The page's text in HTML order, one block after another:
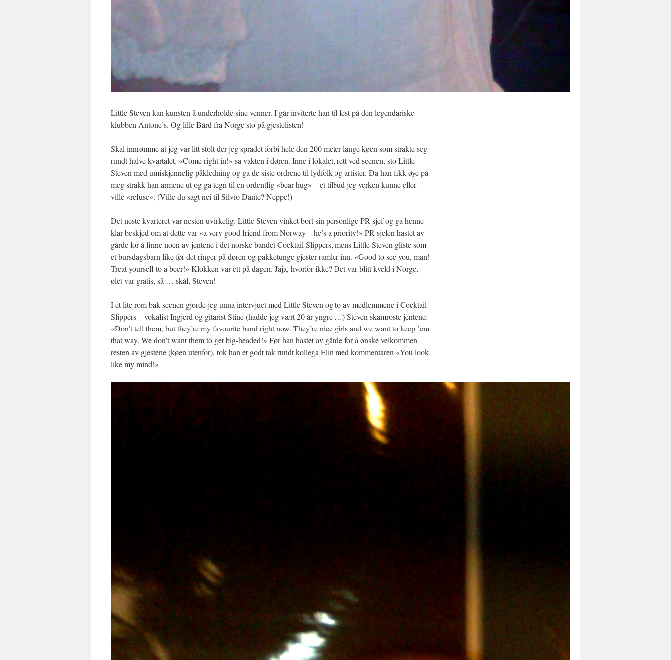
Little Steven kan kunsten å underholde sine venner. I går inviterte han til fest på den legendariske
klubben Antone’s. Og lille Bård fra Norge sto på gjestelisten!
Skal innrømme at jeg var litt stolt der jeg spradet forbi hele den 200 meter lange køen som strakte seg
rundt halve kvartalet. «Come right in!» sa vakten i døren. Inne i lokalet, rett ved scenen, sto Little
Steven med umiskjennelig påkledning og ga de siste ordrene til lydfolk og artister. Da han fikk øye på
meg strakk han armene ut og ga tegn til en ordentlig «bear hug» – et tilbud jeg verken kunne eller
ville «refuse». (Ville du sagt nei til Silvio Dante? Neppe!)
Det neste kvarteret var nesten uvirkelig. Little Steven vinket bort sin personlige PR-sjef og ga henne
klar beskjed om at dette var «a very good friend from Norway – he’s a priority!» PR-sjefen hastet av
gårde for å finne noen av jentene i det norske bandet Cocktail Slippers, mens Little Steven gliste som
et bursdagsbarn like før det ringer på døren og pakketunge gjester ramler inn. «Good to see you, man!
Treat yourself to a beer!» Klokken var ett på dagen. Jaja, hvorfor ikke? Det var blitt kveld i Norge,
ølet var gratis, så … skål, Steven!
I et lite rom bak scenen gjorde jeg unna intervjuet med Little Steven og to av medlemmene i Cocktail
Slippers – vokalist Ingjerd og gitarist Stine (hadde jeg vært 20 år yngre …) Steven skamroste jentene:
«Don’t tell them, but they’re my favourite band right now. They’re nice girls and we want to keep ’em
that way. We don’t want them to get big-headed!» Før han hastet av gårde for å ønske velkommen
resten av gjestene (køen utenfor), tok han et godt tak rundt kollega Elin med kommentaren «You look
like my mind!»